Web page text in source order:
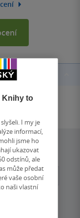
Knihy to
I my je
informací,
jsme ho
ukazovat
odstínů, ale
může předat
vaše osobní
naši vlastní